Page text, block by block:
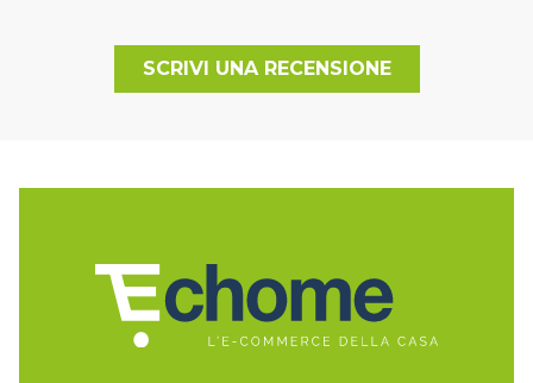
SCRIVI UNA RECENSIONE